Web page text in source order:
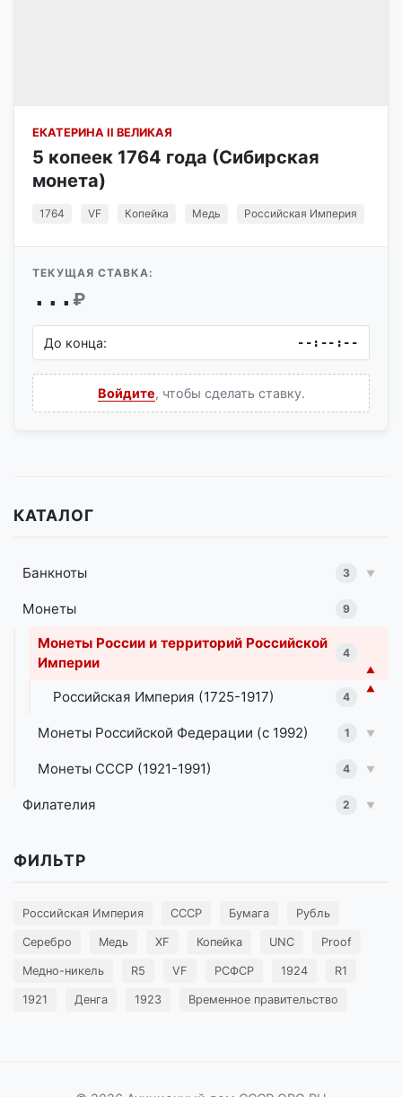
ЕКАТЕРИНА II ВЕЛИКАЯ
5 копеек 1764 года (Сибирская
монета)
1764 VF Копейка Медь Российская Империя
ТЕКУЩАЯ СТАВКА:
... ₽
До конца: --:--:--
Войдите, чтобы сделать ставку.
КАТАЛОГ
Банкноты 3 ▼
Монеты 9
▼
Монеты России и территорий Российской
Империи
4
▼
Российская Империя (1725-1917) 4
Монеты Российской Федерации (с 1992) 1 ▼
Монеты СССР (1921-1991) 4 ▼
Филателия 2 ▼
ФИЛЬТР
Российская Империя СССР Бумага Рубль
Серебро Медь XF Копейка UNC Proof
Медно-никель R5 VF РСФСР 1924 R1
1921 Денга 1923 Временное правительство